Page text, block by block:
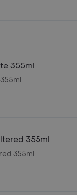
355ml
355ml
355ml